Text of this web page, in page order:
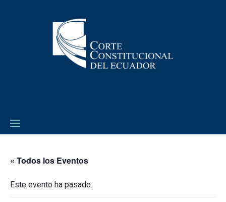
« Todos los Eventos
Este evento ha pasado.